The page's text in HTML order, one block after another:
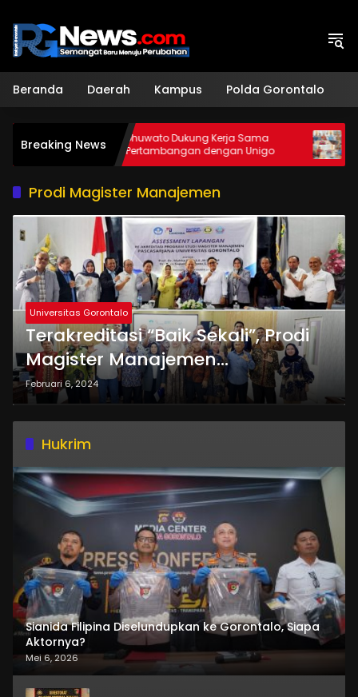
konten
Beranda Daerah Kampus Polda Gorontalo
Breaking NewsDPRD Pohuwato Dukung Kerja Sama
Teknik Pertambangan dengan Unigo
Unigo
Prodi Magister Manajemen
Universitas Gorontalo
Terakreditasi “Baik Sekali”, Prodi
Magister Manajemen
Pascasarjana UG Mendekati
“Unggul”
Februari 6, 2024
Hukrim
Sianida Filipina Diselundupkan ke Gorontalo, Siapa
Aktornya?
Mei 6, 2026